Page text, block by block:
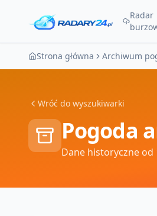
Radar
Strona główna Archiwum
Wróć do wyszukiwarki
Pogoda
Dane historyczne od